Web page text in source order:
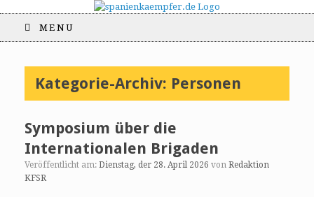
MENU
Kategorie-Archiv: Personen
Symposium über die
Internationalen Brigaden
Veröffentlicht am: Dienstag, der 28. April 2026 von Redaktion
KFSR